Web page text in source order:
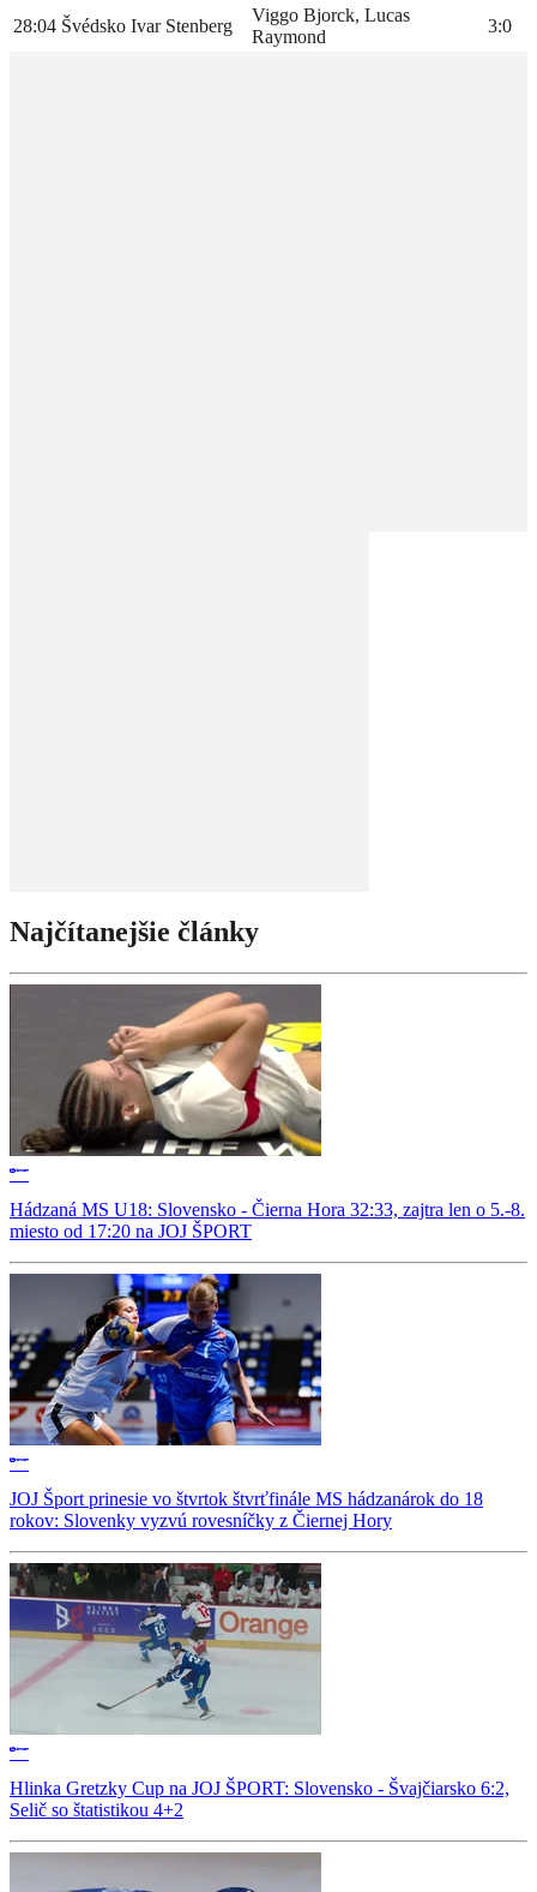
28:04 Švédsko Ivar Stenberg
Viggo Bjorck, Lucas
Raymond
3:0
Najčítanejšie články
Hádzaná MS U18: Slovensko - Čierna Hora 32:33, zajtra len o 5.-8.
miesto od 17:20 na JOJ ŠPORT
JOJ Šport prinesie vo štvrtok štvrťfinále MS hádzanárok do 18
rokov: Slovenky vyzvú rovesníčky z Čiernej Hory
Hlinka Gretzky Cup na JOJ ŠPORT: Slovensko - Švajčiarsko 6:2,
Selič so štatistikou 4+2